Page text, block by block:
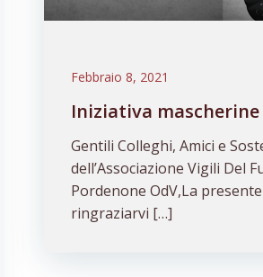
Febbraio 8, 2021
Iniziativa mascherine
Gentili Colleghi, Amici e
dell’Associazione Vigili Del
Pordenone OdV,La
ringraziarvi […]